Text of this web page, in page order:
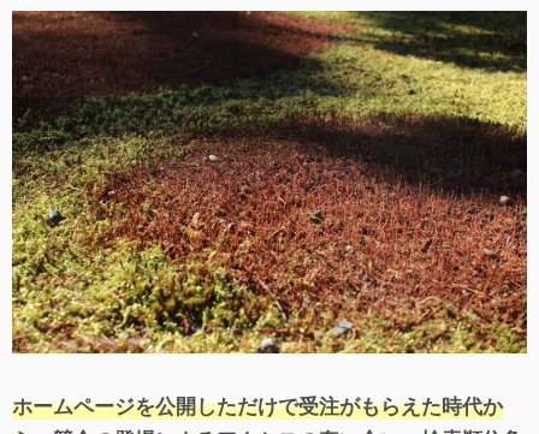
ホームページを公開しただけで受注がもらえた時代か